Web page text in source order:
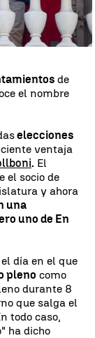
de
el nombre
elecciones
ventaja
. El
el socio de
y ahora
una
uno de En
día en el que
pleno como
durante 8
que salga el
todo caso,
ha dicho